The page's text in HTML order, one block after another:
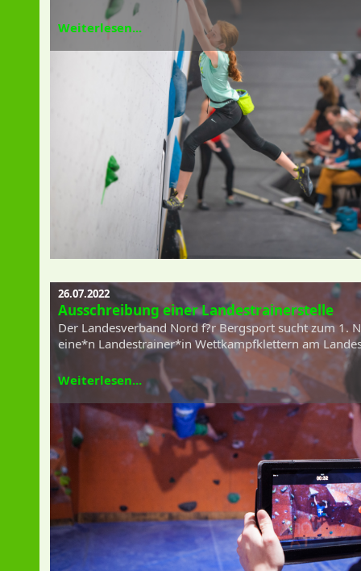
Weiterlesen...
26.07.2022
Ausschreibung einer Landestrainerstelle
Der Landesverband Nord f?r Bergsport sucht zum 1.
eine*n Landestrainer*in Wettkampfklettern am
Weiterlesen...